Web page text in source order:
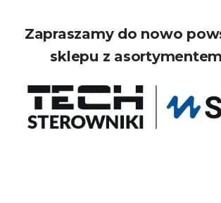
Zapraszamy do nowo
sklepu z